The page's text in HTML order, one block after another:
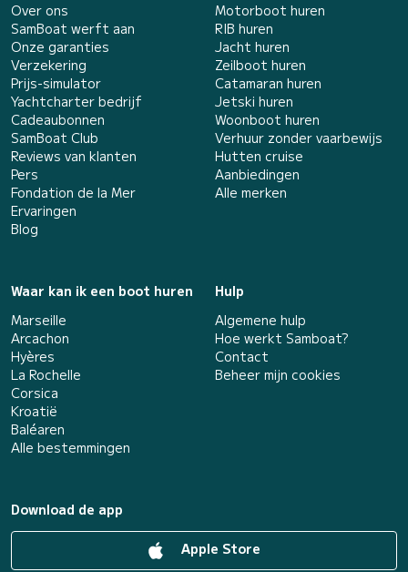
Over ons
SamBoat werft aan
Onze garanties
Verzekering
Prijs-simulator
Yachtcharter bedrijf
Cadeaubonnen
SamBoat Club
Reviews van klanten
Pers
Fondation de la Mer
Ervaringen
Blog
Motorboot huren
RIB huren
Jacht huren
Zeilboot huren
Catamaran huren
Jetski huren
Woonboot huren
Verhuur zonder vaarbewijs
Hutten cruise
Aanbiedingen
Alle merken
Waar kan ik een boot huren
Marseille
Arcachon
Hyères
La Rochelle
Corsica
Kroatië
Baléaren
Alle bestemmingen
Hulp
Algemene hulp
Hoe werkt Samboat?
Contact
Beheer mijn cookies
Download de app
Apple Store